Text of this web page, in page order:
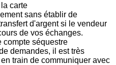
carte
sans établir de
d'argent si le vendeur
de vos échanges.
compte séquestre
demandes, il est très
train de communiquer avec